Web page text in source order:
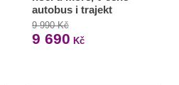
autobus i trajekt
9 990 Kč
9 690 Kč